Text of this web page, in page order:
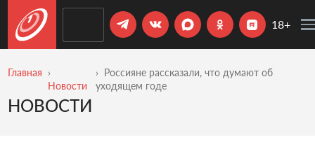
18+
Главная
Новости
Россияне рассказали, что думают об
уходящем годе
НОВОСТИ